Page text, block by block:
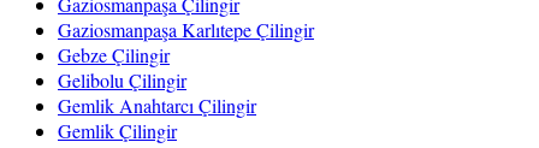
Gaziosmanpaşa Karlıtepe Çilingir
Gebze Çilingir
Gelibolu Çilingir
Gemlik Anahtarcı Çilingir
Gemlik Çilingir